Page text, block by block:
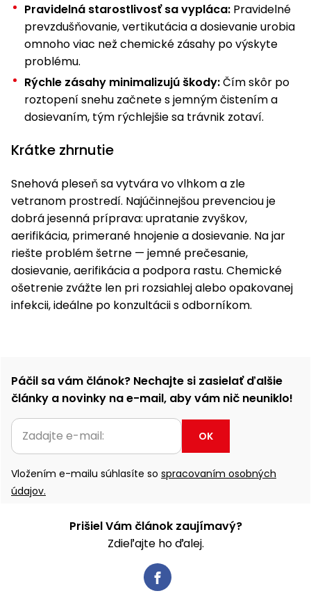
Pravidelná starostlivosť sa vypláca: Pravidelné
prevzdušňovanie, vertikutácia a dosievanie urobia
omnoho viac než chemické zásahy po výskyte
problému.
Rýchle zásahy minimalizujú škody:Čím skôr po
roztopení snehu začnete s jemným čistením a
dosievaním, tým rýchlejšie sa trávnik zotaví.
Krátke zhrnutie
Snehová pleseň sa vytvára vo vlhkom a zle
vetranom prostredí. Najúčinnejšou prevenciou je
dobrá jesenná príprava: upratanie zvyškov,
aerifikácia, primerané hnojenie a dosievanie. Na jar
riešte problém šetrne — jemné prečesanie,
dosievanie, aerifikácia a podpora rastu. Chemické
ošetrenie zvážte len pri rozsiahlej alebo opakovanej
infekcii, ideálne po konzultácii s odborníkom.
Páčil sa vám článok? Nechajte si zasielať ďalšie
články a novinky na e-mail, aby vám nič neuniklo!
OK
Vložením e-mailu súhlasíte so spracovaním osobných
údajov.
Prišiel Vám článok zaujímavý?
Zdieľajte ho ďalej.